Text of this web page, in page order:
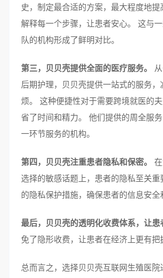
史，制定最合适的方案，最大程度地
解释每一个步骤，让患者安心。 这与
队的机构形成了鲜明对比。
第三，贝贝壳提供全面的医疗服务。
后期护理，贝贝壳提供一站式的服务
烦。 这种便捷性对于需要跨境就医的
省了时间和精力。 他们提供的周全服
一环节服务的机构。
第四，贝贝壳注重患者隐私和保密。
选择的敏感话题上，患者的隐私至关
的隐私保护措施，确保患者的信息安全
最后，贝贝壳的透明化收费体系，让患
免了隐形收费，让患者在经济上更有把
总而言之，选择贝贝壳互联网生殖医